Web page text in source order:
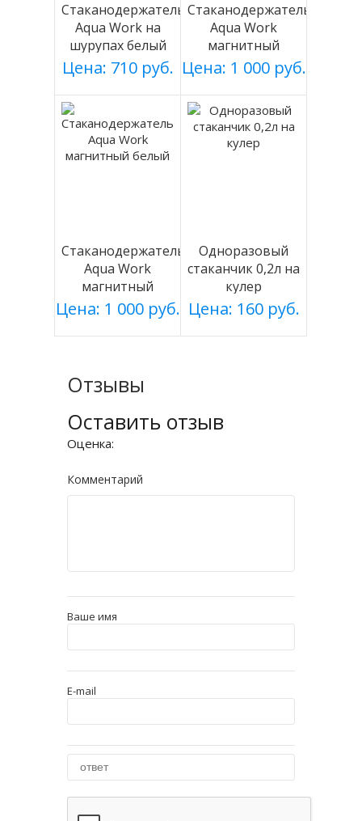
Стаканодержатель
Aqua Work на
шурупах белый
Цена: 710 руб.
Стаканодержатель
Aqua Work
магнитный
серебро
Цена: 1 000 руб.
Стаканодержатель
Aqua Work
магнитный
белый
Цена: 1 000 руб.
Одноразовый
стаканчик 0,2л на
кулер
Цена: 160 руб.
Отзывы
Оставить отзыв
Оценка:
Комментарий
Ваше имя
E-mail